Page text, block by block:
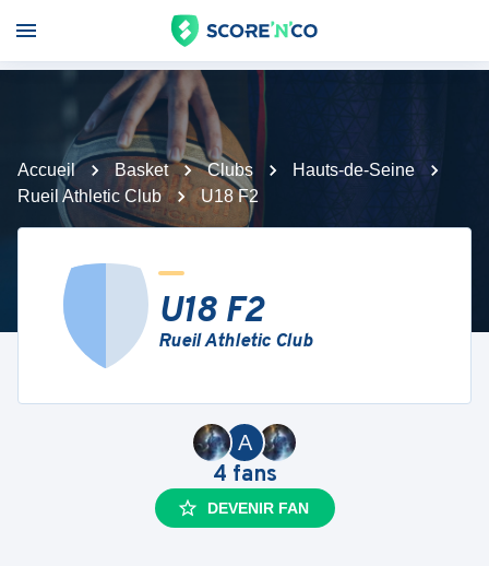
Accueil Basket Clubs
Hauts-de-Seine
Rueil Athletic Club
U18 F2
U18 F2
Rueil Athletic Club
A
4 fans
DEVENIR FAN